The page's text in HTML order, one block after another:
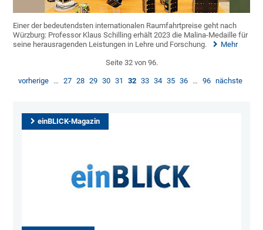
Einer der bedeutendsten internationalen Raumfahrtpreise geht nach
Würzburg: Professor Klaus Schilling erhält 2023 die Malina-Medaille für
seine herausragenden Leistungen in Lehre und Forschung.
Mehr
Seite 32 von 96.
vorherige … 27 28 29 30 31 32 33 34 35 36 … 96 nächste
einBLICK-Magazin